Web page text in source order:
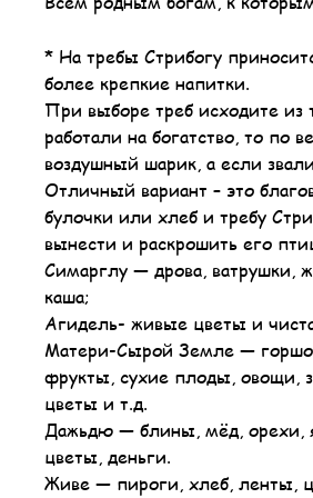
* На требы Стрибогу
более крепкие напитки.
При выборе треб исходите из
работали на богатство, то по
воздушный шарик, а если
Отличный вариант – это
булочки или хлеб и требу
вынести и раскрошить его
Симарглу — дрова, ватрушки,
каша;
Агидель- живые цветы и
Матери-Сырой Земле —
фрукты, сухие плоды, овощи,
цветы и т.д.
Дажьдю — блины, мёд, орехи,
цветы, деньги.
Живе — пироги, хлеб, ленты,